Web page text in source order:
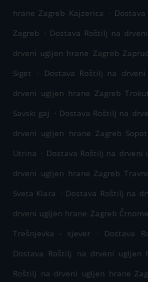
hrane Zagreb Kajzerica .
Zagreb . Dostava Roštilj na
drveni ugljen hrane Zagreb
Siget
. Dostava Roštilj na
drveni ugljen hrane Zagreb Trokut
Savski gaj . Dostava Roštilj na
drveni ugljen hrane Zagreb Sopot
Utrina . Dostava Roštilj na drveni
drveni ugljen hrane Zagreb
Sveta Klara . Dostava Roštilj na
drveni ugljen hrane Zagreb
Trešnjevka - sjever
. Dostava
Dostava Roštilj na drveni ugljen
Roštilj na drveni ugljen hrane